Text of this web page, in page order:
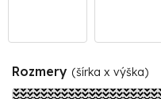
Rozmery (šírka x výška)